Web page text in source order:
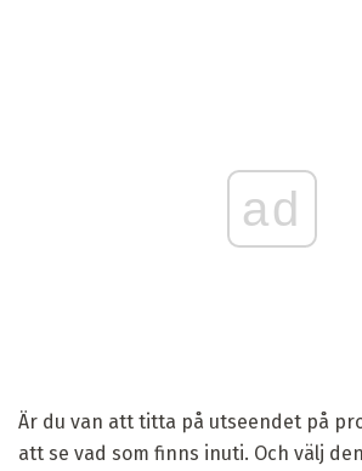
ad
Är du van att titta på utseendet på
att se vad som finns inuti. Och välj